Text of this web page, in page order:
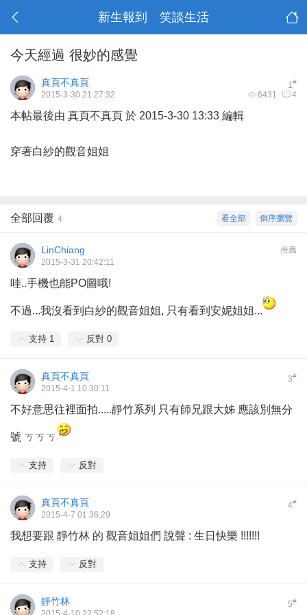
新生報到 笑談生活
今天經過 很妙的感覺
1#
真頁不真頁
6431 4
2015-3-30 21:27:32
本帖最後由 真頁不真頁 於 2015-3-30 13:33 編輯
穿著白紗的觀音姐姐
倒序瀏覽
看全部
全部回覆 4
推薦
LinChiang
2015-3-31 20:42:11
哇..手機也能PO圖哦!
不過...我沒看到白紗的觀音姐姐, 只有看到安妮姐姐...
支持 1 反對 0
3#
真頁不真頁
2015-4-1 10:30:11
不好意思往裡面拍.....靜竹系列 只有師兄跟大姊 應該別無分
號 ㄎㄎㄎ
支持 反對
4#
真頁不真頁
2015-4-7 01:36:29
我想要跟 靜竹林 的 觀音姐姐們 說聲 : 生日快樂 !!!!!!!
支持 反對
5#
靜竹林